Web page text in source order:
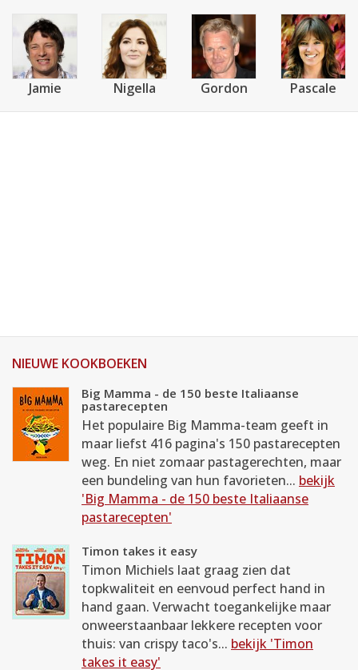
Jamie Nigella Gordon Pascale
NIEUWE KOOKBOEKEN
Big Mamma - de 150 beste Italiaanse
pastarecepten
Het populaire Big Mamma-team geeft in
maar liefst 416 pagina's 150 pastarecepten
weg. En niet zomaar pastagerechten, maar
een bundeling van hun favorieten... bekijk
'Big Mamma - de 150 beste Italiaanse
pastarecepten'
Timon takes it easy
Timon Michiels laat graag zien dat
topkwaliteit en eenvoud perfect hand in
hand gaan. Verwacht toegankelijke maar
onweerstaanbaar lekkere recepten voor
thuis: van crispy taco's... bekijk 'Timon
takes it easy'